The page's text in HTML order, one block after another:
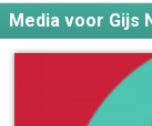
Media voor Gijs